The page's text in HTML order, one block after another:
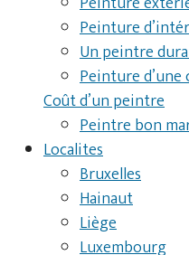
Peinture
Un peintre
Peinture d’une
Coût d’un peintre
Peintre bon
Localites
Bruxelles
Hainaut
Liège
Luxembourg